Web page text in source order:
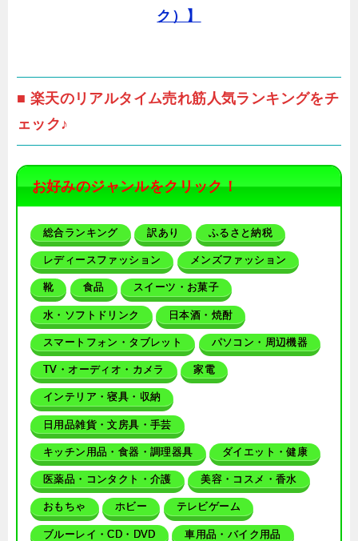
ク）】
■ 楽天のリアルタイム売れ筋人気ランキングをチ
ェック♪
お好みのジャンルをクリック！
総合ランキング 訳あり ふるさと納税
レディースファッション メンズファッション
靴 食品 スイーツ・お菓子
水・ソフトドリンク 日本酒・焼酎
スマートフォン・タブレット パソコン・周辺機器
TV・オーディオ・カメラ 家電
インテリア・寝具・収納
日用品雑貨・文房具・手芸
キッチン用品・食器・調理器具 ダイエット・健康
医薬品・コンタクト・介護 美容・コスメ・香水
おもちゃ ホビー テレビゲーム
ブルーレイ・CD・DVD 車用品・バイク用品